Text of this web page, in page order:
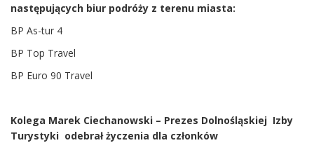
następujących biur podróży z terenu miasta:
BP As-tur 4
BP Top Travel
BP Euro 90 Travel
Kolega Marek Ciechanowski – Prezes Dolnośląskiej Izby
Turystyki odebrał życzenia dla członków